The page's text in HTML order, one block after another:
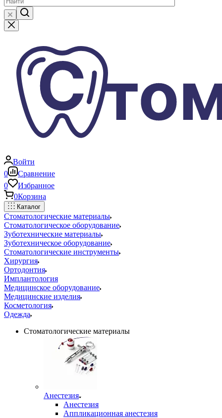
Войти
0
Сравнение
0
Избранное
0Корзина
Каталог
Стоматологические материалы
Стоматологическое оборудование
Зуботехнические материалы
Зуботехническое оборудование
Стоматологические инструменты
Хирургия
Ортодонтия
Имплантология
Медицинское оборудование
Медицинские изделия
Косметология
Одежда
Стоматологические материалы
Анестезия
Анестезия
Аппликационная анестезия